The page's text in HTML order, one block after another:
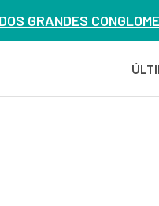
GRANDES